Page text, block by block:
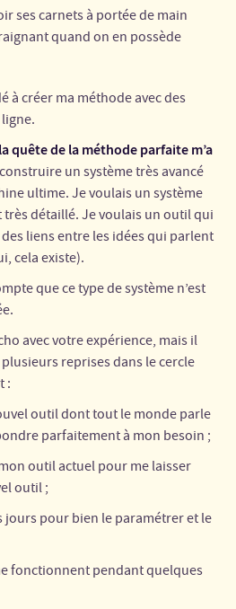
ses carnets à portée de main
quand on en possède
à créer ma méthode avec des
quête de la méthode parfaite m’a
un système très avancé
ultime. Je voulais un système
très détaillé. Je voulais un outil qui
liens entre les idées qui parlent
cela existe).
que ce type de système n’est
avec votre expérience, mais il
reprises dans le cercle
:
outil dont tout le monde parle
parfaitement à mon besoin ;
outil actuel pour me laisser
outil ;
jours pour bien le paramétrer et le
fonctionnent pendant quelques